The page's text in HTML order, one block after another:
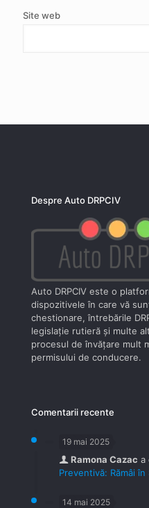
Site web
Despre Auto DRPCIV
Auto DRPCIV este o
dispozitivele în care vă
chestionare, întrebările
legislaţie rutieră şi multe
procesul de învăţare mult
permisului de conducere.
Comentarii recente
19 mai 2025
Ramona Cazac a
Preventivă: Rămâi
14 mai 2025